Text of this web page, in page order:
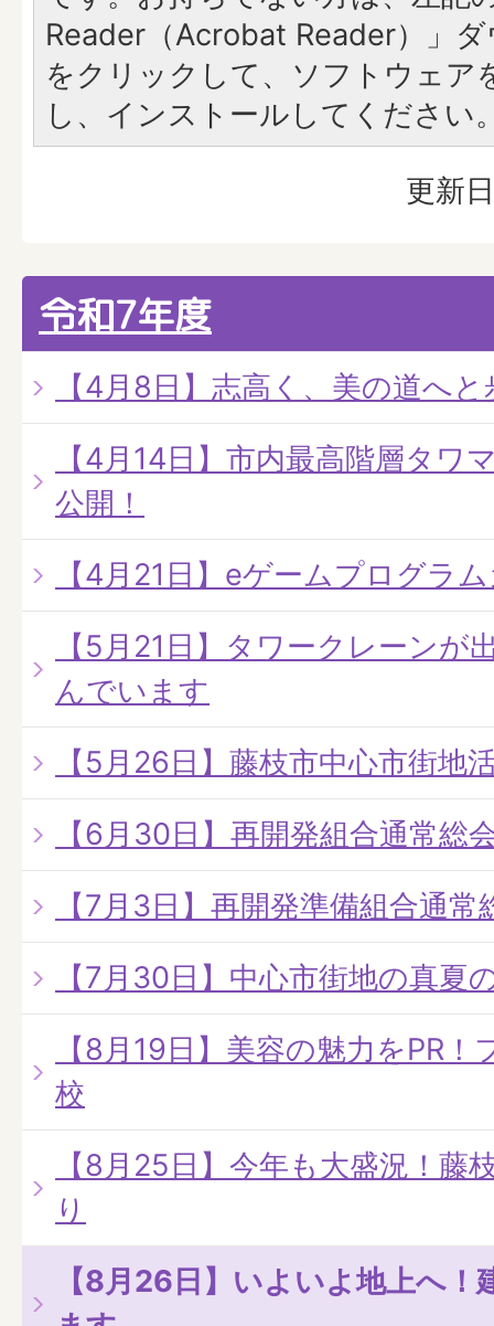
Reader（Acrobat Reader）」
をクリックして、ソフトウェア
し、インストールしてください
更新
令和7年度
【4月8日】志高く、美の道へ
【4月14日】市内最高階層タワ
公開！
【4月21日】eゲームプログラ
【5月21日】タワークレーンが
んでいます
【5月26日】藤枝市中心市街地
【6月30日】再開発組合通常総
【7月3日】再開発準備組合通常
【7月30日】中心市街地の真夏
【8月19日】美容の魅力をPR
校
【8月25日】今年も大盛況！藤
り
【8月26日】いよいよ地上へ！